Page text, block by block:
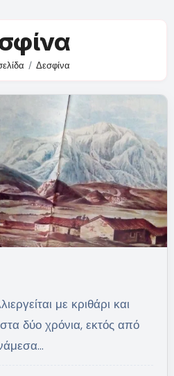
Δεσφίνα
δύο χρόνια, εκτός από